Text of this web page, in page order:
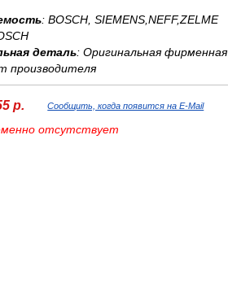
: BOSCH, SIEMENS,NEFF,ZELME
деталь: Оригинальная фирменная
производителя
р. Сообщить, когда появится на E-Mail
отсутствует